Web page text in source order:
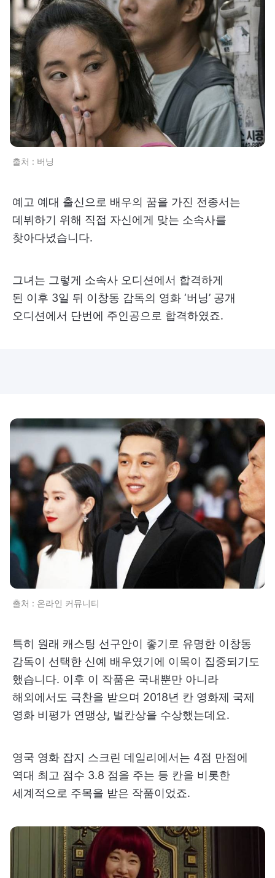
출처 : 버닝
예고 예대 출신으로 배우의 꿈을 가진 전종서는
데뷔하기 위해 직접 자신에게 맞는 소속사를
찾아다녔습니다.
그녀는 그렇게 소속사 오디션에서 합격하게
된 이후 3일 뒤 이창동 감독의 영화 ‘버닝’ 공개
오디션에서 단번에 주인공으로 합격하였죠.
출처 : 온라인 커뮤니티
특히 원래 캐스팅 선구안이 좋기로 유명한 이창동
감독이 선택한 신예 배우였기에 이목이 집중되기도
했습니다. 이후 이 작품은 국내뿐만 아니라
해외에서도 극찬을 받으며 2018년 칸 영화제 국제
영화 비평가 연맹상, 벌칸상을 수상했는데요.
영국 영화 잡지 스크린 데일리에서는 4점 만점에
역대 최고 점수 3.8 점을 주는 등 칸을 비롯한
세계적으로 주목을 받은 작품이었죠.